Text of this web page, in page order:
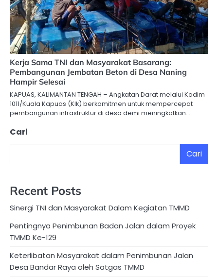
Kerja Sama TNI dan Masyarakat Basarang:
Pembangunan Jembatan Beton di Desa Naning
Hampir Selesai
KAPUAS, KALIMANTAN TENGAH – Angkatan Darat melalui Kodim
1011/Kuala Kapuas (Klk) berkomitmen untuk mempercepat
pembangunan infrastruktur di desa demi meningkatkan…
Cari
Cari
Recent Posts
Sinergi TNI dan Masyarakat Dalam Kegiatan TMMD
Pentingnya Penimbunan Badan Jalan dalam Proyek
TMMD Ke-129
Keterlibatan Masyarakat dalam Penimbunan Jalan
Desa Bandar Raya oleh Satgas TMMD